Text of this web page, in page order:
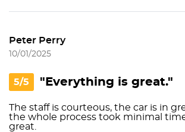
Peter Perry
10/01/2025
5/5 "Everything is great."
The staff is courteous, the car is in
the whole process took minimal
great.